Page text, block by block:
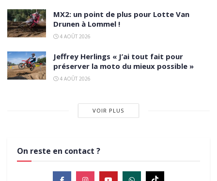
MX2: un point de plus pour Lotte Van
Drunen à Lommel !
4 AOÛT 2026
Jeffrey Herlings « J’ai tout fait pour
préserver la moto du mieux possible »
4 AOÛT 2026
VOIR PLUS
On reste en contact ?